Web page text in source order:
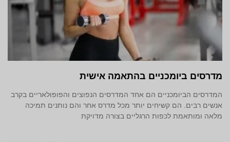
מדרסים ביומכניים בהתאמה אישית
המדרסים הביומכניים הם אחד המדרסים הנפוצים והפופולאריים בקרב
אנשים רבים. הם קשיחים יותר מכל מדרס אחר והם נותנים תמיכה
מלאה ומותאמת לכפות הרגליים בצורה מדויקת